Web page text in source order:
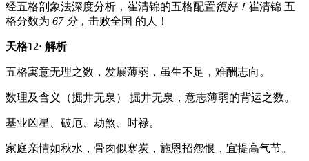
经五格剖象法深度分析， 崔清锦的五格配置很好！ 崔清锦 五
格分数为 67 分，击败全国 的人！
天格12· 解析
五格寓意无理之数，发展薄弱，虽生不足，难酬志向。
数理及含义 （掘井无泉） 掘井无泉，意志薄弱的背运之数。
基业凶星、破厄、劫煞、时禄。
家庭亲情如秋水，骨肉似寒炭，施恩招怨恨，宜提高气节。